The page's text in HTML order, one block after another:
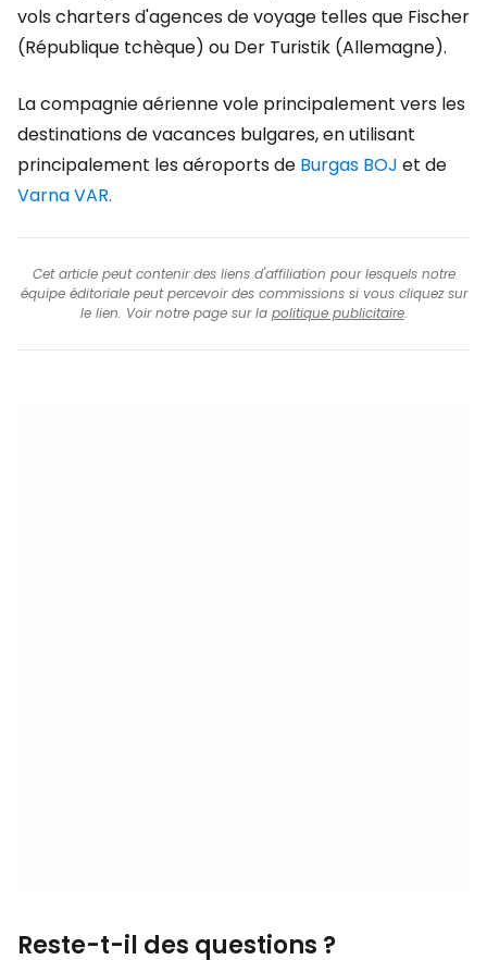
vols charters d'agences de voyage telles que Fischer
(République tchèque) ou Der Turistik (Allemagne).
La compagnie aérienne vole principalement vers les
destinations de vacances bulgares, en utilisant
principalement les aéroports de Burgas BOJ et de
Varna VAR.
Cet article peut contenir des liens d'affiliation pour lesquels notre
équipe éditoriale peut percevoir des commissions si vous cliquez sur
le lien. Voir notre page sur la politique publicitaire.
Reste-t-il des questions ?